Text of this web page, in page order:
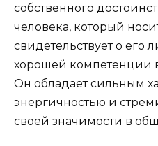
собственного
человека, который
свидетельствует о его
хорошей компетенции
Он обладает сильным
энергичностью и
своей значимости в